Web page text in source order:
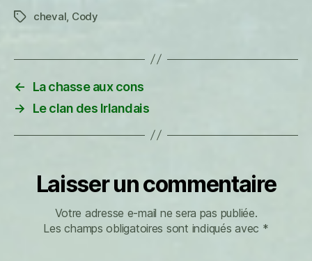
Étiquettes
cheval Cody
←
La chasse aux cons
→
Le clan des Irlandais
Laisser un commentaire
Votre adresse e-mail ne sera pas publiée.
Les champs obligatoires sont indiqués avec *